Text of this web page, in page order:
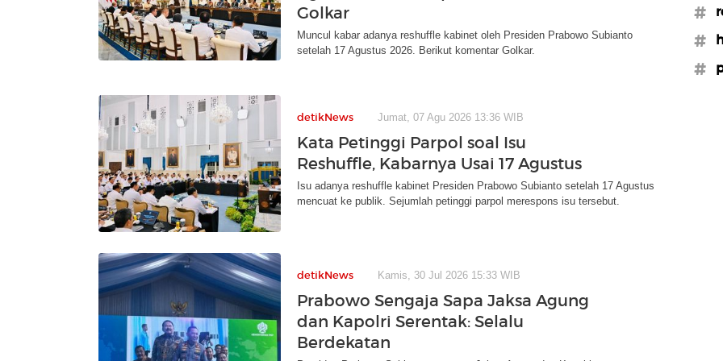
Golkar
Muncul kabar adanya reshuffle kabinet oleh Presiden Prabowo Subianto
setelah 17 Agustus 2026. Berikut komentar Golkar.
detikNews Jumat, 07 Agu 2026 13:36 WIB
Kata Petinggi Parpol soal Isu
Reshuffle, Kabarnya Usai 17 Agustus
Isu adanya reshuffle kabinet Presiden Prabowo Subianto setelah 17 Agustus
mencuat ke publik. Sejumlah petinggi parpol merespons isu tersebut.
detikNews Kamis, 30 Jul 2026 15:33 WIB
Prabowo Sengaja Sapa Jaksa Agung
dan Kapolri Serentak: Selalu
Berdekatan